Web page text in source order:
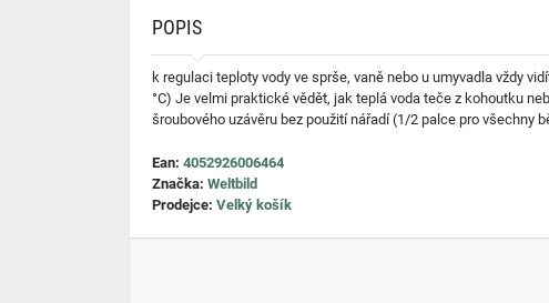
POPIS
k regulaci teploty vody ve sprše, vaně nebo u umyvadla vždy
°C) Je velmi praktické vědět, jak teplá voda teče z kohoutku
šroubového uzávěru bez použití nářadí (1/2 palce pro všechny
Ean: 4052926006464
Značka: Weltbild
Prodejce: Velký košík